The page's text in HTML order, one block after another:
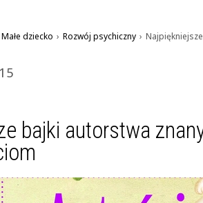
Małe dziecko › Rozwój psychiczny ›
bajki autorstwa